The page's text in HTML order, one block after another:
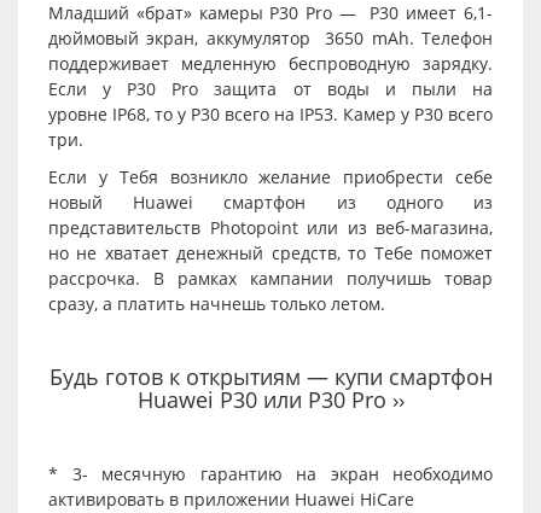
Младший «брат» камеры P30 Pro — P30 имеет 6,1-
дюймовый экран, аккумулятор 3650 mAh. Телефон
поддерживает медленную беспроводную зарядку.
Если у P30 Pro защита от воды и пыли на
уровне IP68, то у P30 всего на IP53. Камер у P30 всего
три.
Если у Тебя возникло желание приобрести себе
новый Huawei смартфон из одного из
представительств Photopoint или из веб-магазина,
но не хватает денежный средств, то Тебе поможет
рассрочка. В рамках кампании получишь товар
сразу, а платить начнешь только летом.
Будь готов к открытиям — купи смартфон
Huawei P30 или P30 Pro ››
* 3- месячную гарантию на экран необходимо
активировать в приложении Huawei HiCare